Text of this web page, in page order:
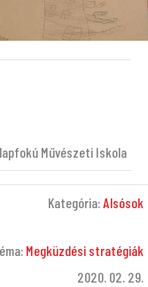
Művészeti Iskola
Kategória: Alsósok
Megküzdési stratégiák
2020. 02. 29.